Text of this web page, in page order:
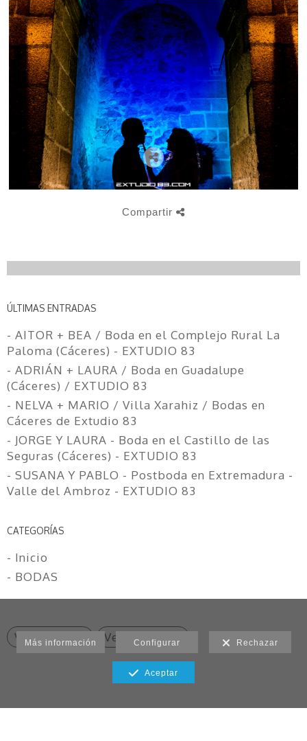
Compartir
ÚLTIMAS ENTRADAS
- AITOR + BEA / Boda en el Complejo Rural La
Paloma (Cáceres) - EXTUDIO 83
- ADRIÁN + LAURA / Boda en Guadalupe
(Cáceres) / EXTUDIO 83
- NELVA + MARIO / Villa Xarahiz / Bodas en
Cáceres de Extudio 83
- JORGE Y LAURA - Boda en el Castillo de las
Seguras (Cáceres) - EXTUDIO 83
- SUSANA Y PABLO - Postboda en Extremadura -
Valle del Ambroz - EXTUDIO 83
CATEGORÍAS
- Inicio
- BODAS
Ver anterior Ver siguiente
Más información Configurar Rechazar
Aceptar